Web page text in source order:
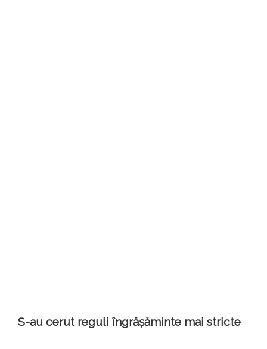
S-au cerut reguli îngrășăminte mai stricte